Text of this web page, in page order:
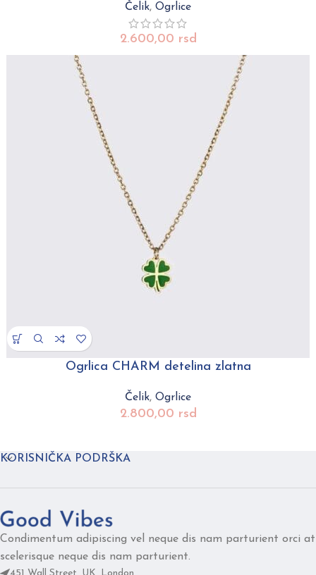
Čelik, Ogrlice
2.600,00 rsd
Ogrlica CHARM detelina zlatna
Čelik, Ogrlice
2.800,00 rsd
KORISNIČKA PODRŠKA
Condimentum adipiscing vel neque dis nam parturient orci at
scelerisque neque dis nam parturient.